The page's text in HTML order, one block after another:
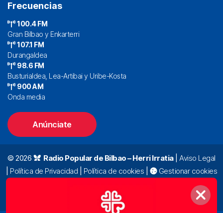
Frecuencias
100.4 FM
Gran Bilbao y Enkarterri
107.1 FM
Durangaldea
98.6 FM
Busturialdea, Lea-Artibai y Uribe-Kosta
900 AM
Onda media
Anúnciate
© 2026 Radio Popular de Bilbao – Herri Irratia|Aviso Legal
Política de Privacidad Política de cookies
Gestionar cookies
94 423 92 00|
oyentes@radiopopular.com